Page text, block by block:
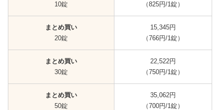
10錠
（825円/1錠）
まとめ買い
20錠
15,345円
（766円/1錠）
まとめ買い
30錠
22,522円
（750円/1錠）
まとめ買い
50錠
35,062円
（700円/1錠）